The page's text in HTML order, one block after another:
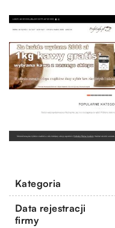
Kategoria
Data rejestracji
firmy